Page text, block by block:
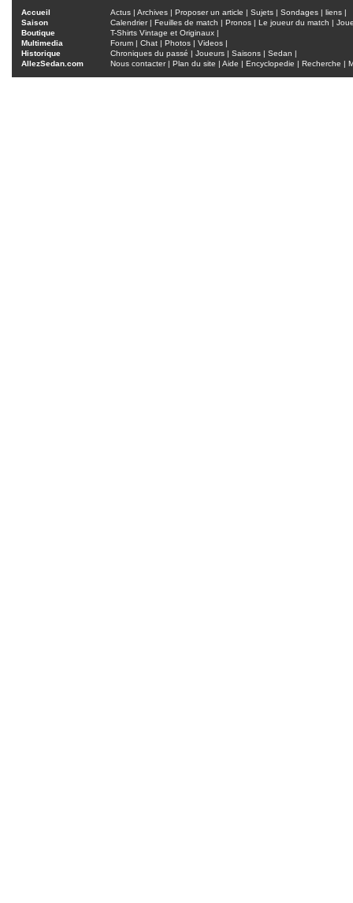
Accueil Actus | Archives | Proposer un article | Sujets | Sondages | liens |
Saison
Calendrier| Feuilles de match | Pronos | Le joueur du match |
Boutique
T-Shirts Vintage et Originaux |
Multimedia
Forum | Chat | Photos | Videos |
Historique
Chroniques du passé | Joueurs | Saisons | Sedan |
AllezSedan.com
Nous contacter| Plan du site | Aide | Encyclopedie | Recherche |